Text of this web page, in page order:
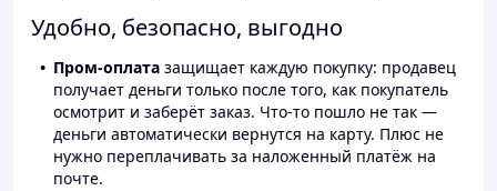
Удобно, безопасно, выгодно
Пром-оплата защищает каждую покупку: продавец
получает деньги только после того, как покупатель
осмотрит и заберёт заказ. Что-то пошло не так —
деньги автоматически вернутся на карту. Плюс не
нужно переплачивать за наложенный платёж на
почте.